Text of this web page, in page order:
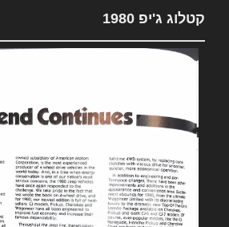
קטלוג ג'יפ 1980